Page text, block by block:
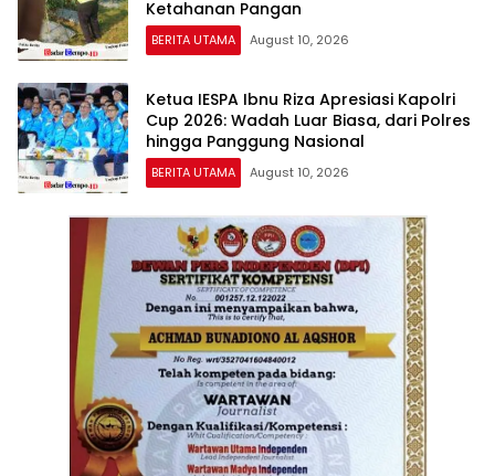
Ketahanan Pangan
BERITA UTAMA August 10, 2026
Ketua IESPA Ibnu Riza Apresiasi Kapolri
Cup 2026: Wadah Luar Biasa, dari Polres
hingga Panggung Nasional
BERITA UTAMA August 10, 2026